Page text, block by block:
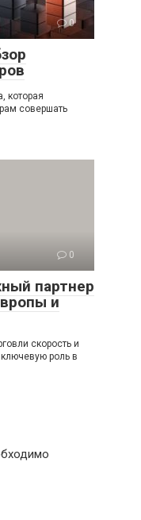
0
которая
совершать
0
партнер
и
скорость и
роль в